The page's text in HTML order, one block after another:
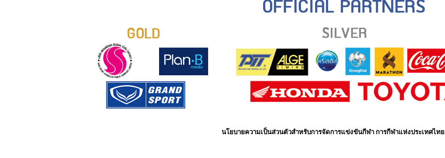
นโยบายความเป็นส่วนตัวสำหรับการจัดการแข่งขันกีฬา การกีฬาแห่งประเทศไทย